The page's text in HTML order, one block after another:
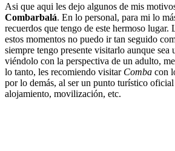
Asi que aqui les dejo algunos de mis
Combarbalá. En lo personal, para mi lo
recuerdos que tengo de este hermoso lugar.
estos momentos no puedo ir tan seguido
siempre tengo presente visitarlo aunque sea
viéndolo con la perspectiva de un adulto,
lo tanto, les recomiendo visitar Comba con
por lo demás, al ser un punto turístico
alojamiento, movilización, etc.